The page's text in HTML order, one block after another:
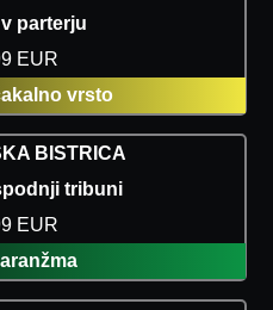
parterju
EUR
vrsto
BISTRICA
tribuni
EUR